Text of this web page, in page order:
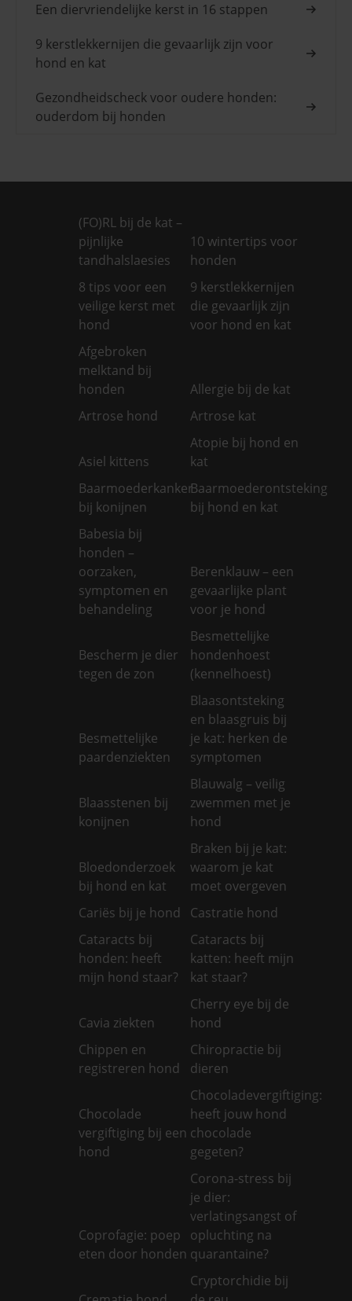
Een diervriendelijke kerst in 16 stappen
9 kerstlekkernijen die gevaarlijk zijn voor
hond en kat
Gezondheidscheck voor oudere honden:
ouderdom bij honden
(FO)RL bij de kat –
pijnlijke
tandhalslaesies
10 wintertips voor
honden
8 tips voor een
veilige kerst met
hond
9 kerstlekkernijen
die gevaarlijk zijn
voor hond en kat
Afgebroken
melktand bij
honden
Allergie bij de kat
Artrose hond
Artrose kat
Asiel kittens
Atopie bij hond en
kat
Baarmoederkanker
bij konijnen
Baarmoederontsteking
bij hond en kat
Babesia bij
honden –
oorzaken,
symptomen en
behandeling
Berenklauw – een
gevaarlijke plant
voor je hond
Bescherm je dier
tegen de zon
Besmettelijke
hondenhoest
(kennelhoest)
Besmettelijke
paardenziekten
Blaasontsteking
en blaasgruis bij
je kat: herken de
symptomen
Blaasstenen bij
konijnen
Blauwalg – veilig
zwemmen met je
hond
Bloedonderzoek
bij hond en kat
Braken bij je kat:
waarom je kat
moet overgeven
Cariës bij je hond
Castratie hond
Cataracts bij
honden: heeft
mijn hond staar?
Cataracts bij
katten: heeft mijn
kat staar?
Cavia ziekten
Cherry eye bij de
hond
Chippen en
registreren hond
Chiropractie bij
dieren
Chocolade
vergiftiging bij een
hond
Chocoladevergiftiging:
heeft jouw hond
chocolade
gegeten?
Coprofagie: poep
eten door honden
Corona-stress bij
je dier:
verlatingsangst of
opluchting na
quarantaine?
Cryptorchidie bij